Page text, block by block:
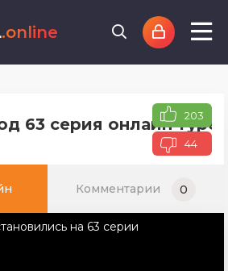
.online
63 серия онлайн 203
44
Комментарии 0
на 63 серии